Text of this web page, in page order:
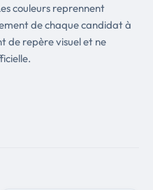
couleurs reprennent
de chaque candidat à
de repère visuel et ne